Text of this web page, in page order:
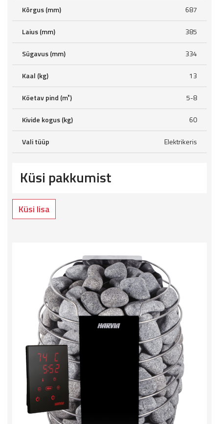
Kõrgus (mm) 687
Laius (mm) 385
Sügavus (mm) 334
Kaal (kg) 13
Köetav pind (m³) 5-8
Kivide kogus (kg) 60
Vali tüüp Elektrikeris
Küsi pakkumist
Küsi lisa